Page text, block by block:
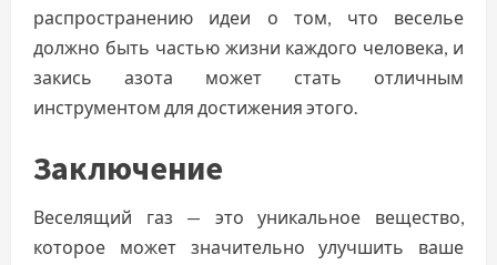
распространению идеи о том, что веселье
должно быть частью жизни каждого человека, и
закись азота может стать отличным
инструментом для достижения этого.
Заключение
Веселящий газ — это уникальное вещество,
которое может значительно улучшить ваше